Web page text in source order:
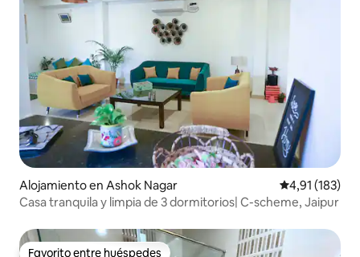
Alojamiento en Ashok Nagar Calificación
4,91 (183)
Casa tranquila y limpia de 3 dormitorios| C-scheme, Jaipur
Favorito entre huéspedes